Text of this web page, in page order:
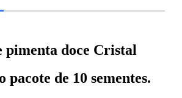
pimenta doce Cristal
pacote de 10 sementes.